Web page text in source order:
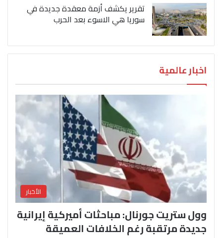
تقرير يكشف أزمة معقدة جديدة في
سوريا هي الاسوء بعد الحرب
اخبار عالمية
الأخبار
وول ستريت جورنال: مباحثات أميركية إيرانية
جديدة مرتقبة رغم الخلافات العميقة